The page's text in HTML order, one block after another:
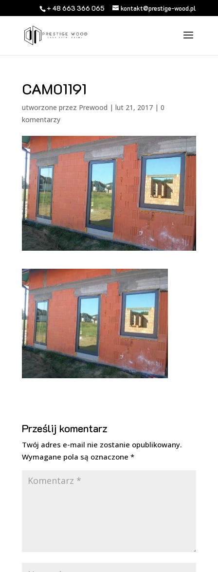
+ 48 663 366 065 kontakt@prestige-wood.pl
CAM01191
utworzone przez Prewood | lut 21, 2017| 0
komentarzy
Prześlij komentarz
Twój adres e-mail nie zostanie opublikowany.
Wymagane pola są oznaczone *